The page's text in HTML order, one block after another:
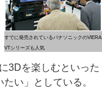
すでに発売されているパナソニックのVIERA
VTシリーズも人気
3Dを楽しむといった
い」としている。